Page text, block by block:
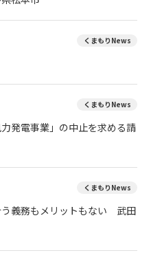
くまもりNews
くまもりNews
発電事業」の中止を求める請
くまもりNews
義務もメリットもない 武田